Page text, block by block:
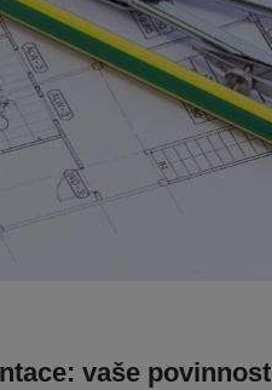
vaše povinnost